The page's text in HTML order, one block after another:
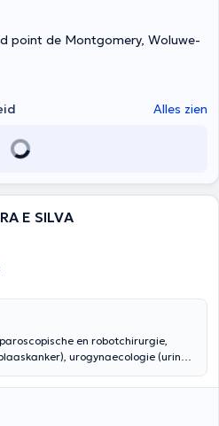
point de Montgomery, Woluwe-
Alles zien
E SILVA
en robotchirurgie,
urogynaecologie (urine-
nierstenen